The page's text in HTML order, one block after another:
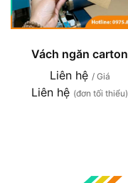
Vách ngăn carton
Liên hệ / Giá
Liên hệ (đơn tối thiểu)